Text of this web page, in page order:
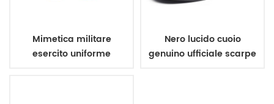
Mimetica militare
esercito uniforme
Nero lucido cuoio
genuino ufficiale scarpe